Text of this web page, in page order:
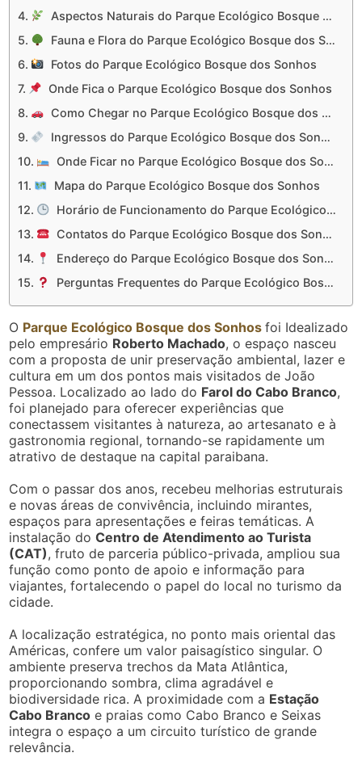
Aspectos Naturais do Parque Ecológico Bosque dos Sonhos
Fauna e Flora do Parque Ecológico Bosque dos Sonhos
Fotos do Parque Ecológico Bosque dos Sonhos
Onde Fica o Parque Ecológico Bosque dos Sonhos
Como Chegar no Parque Ecológico Bosque dos Sonhos
Ingressos do Parque Ecológico Bosque dos Sonhos
Onde Ficar no Parque Ecológico Bosque dos Sonhos
Mapa do Parque Ecológico Bosque dos Sonhos
Horário de Funcionamento do Parque Ecológico Bosque dos Sonhos
Contatos do Parque Ecológico Bosque dos Sonhos
Endereço do Parque Ecológico Bosque dos Sonhos
Perguntas Frequentes do Parque Ecológico Bosque dos Sonhos
O Parque Ecológico Bosque dos Sonhosfoi Idealizado
pelo empresário Roberto Machado, o espaço nasceu
com a proposta de unir preservação ambiental, lazer e
cultura em um dos pontos mais visitados de João
Pessoa. Localizado ao lado do Farol do Cabo Branco,
foi planejado para oferecer experiências que
conectassem visitantes à natureza, ao artesanato e à
gastronomia regional, tornando-se rapidamente um
atrativo de destaque na capital paraibana.
Com o passar dos anos, recebeu melhorias estruturais
e novas áreas de convivência, incluindo mirantes,
espaços para apresentações e feiras temáticas. A
instalação doCentro de Atendimento ao Turista
(CAT), fruto de parceria público-privada, ampliou sua
função como ponto de apoio e informação para
viajantes, fortalecendo o papel do local no turismo da
cidade.
A localização estratégica, no ponto mais oriental das
Américas, confere um valor paisagístico singular. O
ambiente preserva trechos da Mata Atlântica,
proporcionando sombra, clima agradável e
biodiversidade rica. A proximidade com a Estação
Cabo Branco e praias como Cabo Branco e Seixas
integra o espaço a um circuito turístico de grande
relevância.